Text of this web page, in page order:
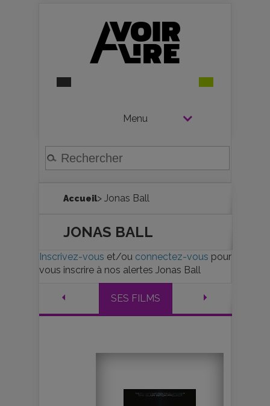
Menu
Accueil> Jonas Ball
JONAS BALL
Inscrivez-vous et/ou connectez-vous pour
vous inscrire à nos alertes Jonas Ball
SES FILMS